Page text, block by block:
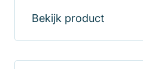
Bekijk product